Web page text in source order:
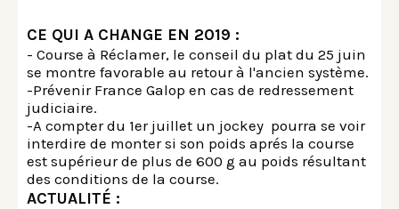
CE QUI A CHANGE EN 2019 :
- Course à Réclamer, le conseil du plat du 25 juin
se montre favorable au retour à l'ancien système.
-Prévenir France Galop en cas de redressement
judiciaire.
-A compter du 1er juillet un jockey pourra se voir
interdire de monter si son poids aprés la course
est supérieur de plus de 600 g au poids résultant
des conditions de la course.
ACTUALITÉ :